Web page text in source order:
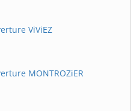
ViViEZ
MONTROZiER